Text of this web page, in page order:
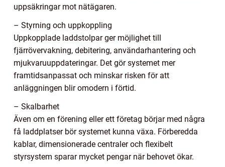
uppsäkringar mot nätägaren.
– Styrning och uppkoppling
Uppkopplade laddstolpar ger möjlighet till
fjärrövervakning, debitering, användarhantering och
mjukvaruuppdateringar. Det gör systemet mer
framtidsanpassat och minskar risken för att
anläggningen blir omodern i förtid.
– Skalbarhet
Även om en förening eller ett företag börjar med några
få laddplatser bör systemet kunna växa. Förberedda
kablar, dimensionerade centraler och flexibelt
styrsystem sparar mycket pengar när behovet ökar.